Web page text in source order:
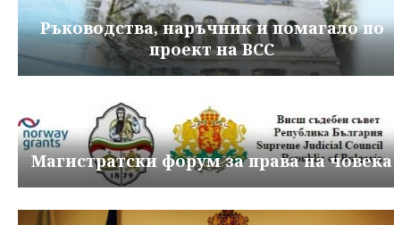
Ръководства, наръчник и помагало по
проект на ВСС
Магистратски форум за права на човека